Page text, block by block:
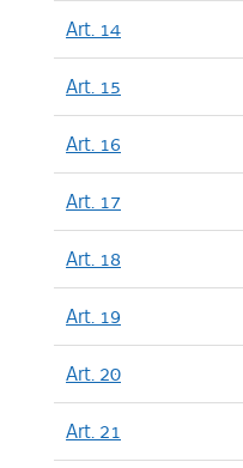
Art. 14
Art. 15
Art. 16
Art. 17
Art. 18
Art. 19
Art. 20
Art. 21